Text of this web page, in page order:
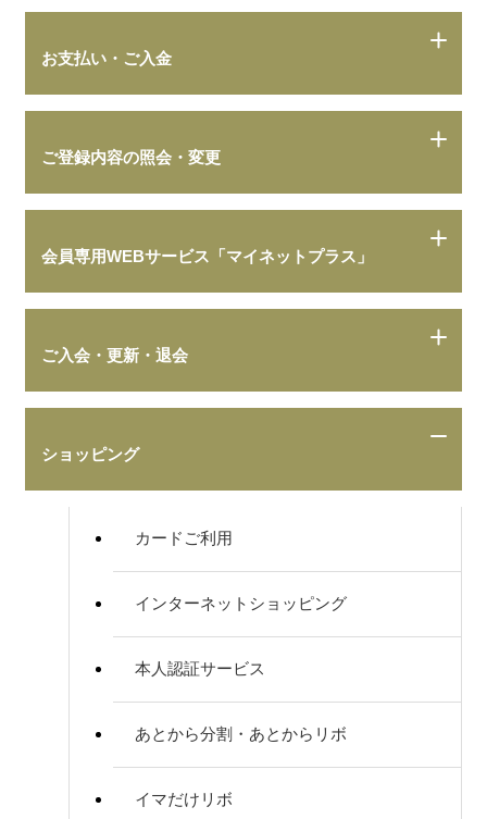
お支払い・ご入金
ご登録内容の照会・変更
会員専用WEBサービス「マイネットプラス」
ご入会・更新・退会
ショッピング
カードご利用
インターネットショッピング
本人認証サービス
あとから分割・あとからリボ
イマだけリボ